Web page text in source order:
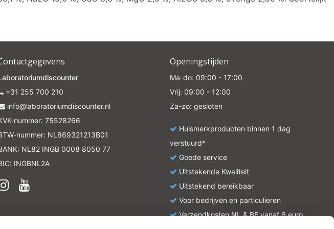
+31 255 700 210
info@laboratoriumdiscounter.nl
nummer: 75528266
nummer: NL869321213B01
NL82 INGB 0008 8050 77
INGBNL2A
Openingstijden
Ma-do: 09:00 - 17:00
Vrij: 09:00 - 12:00
Za-zo: gesloten
Huismerkproducten binnen 1 dag
verstuurd*
Goede service
Uitstekende Kwaliteit
Uitstekend bereikbaar
Voor bedrijven en particulieren
Verzendkosten NL & BE vanaf 6 euro